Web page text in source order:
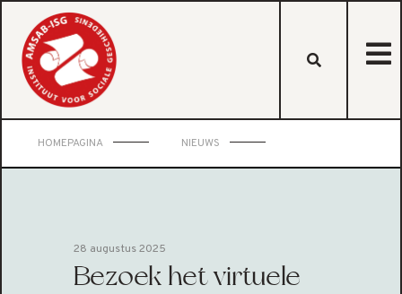
HOMEPAGINA NIEUWS
28 augustus 2025
Bezoek het virtuele